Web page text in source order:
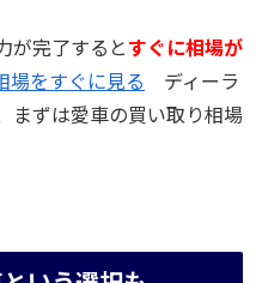
が完了するとすぐに相場が
をすぐに見る ディーラ
まずは愛車の買い取り相場